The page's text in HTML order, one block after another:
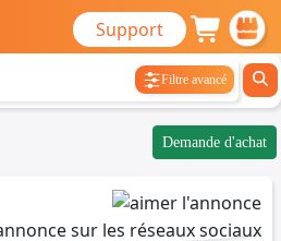
Support
Filtre avancé
Demande d'achat